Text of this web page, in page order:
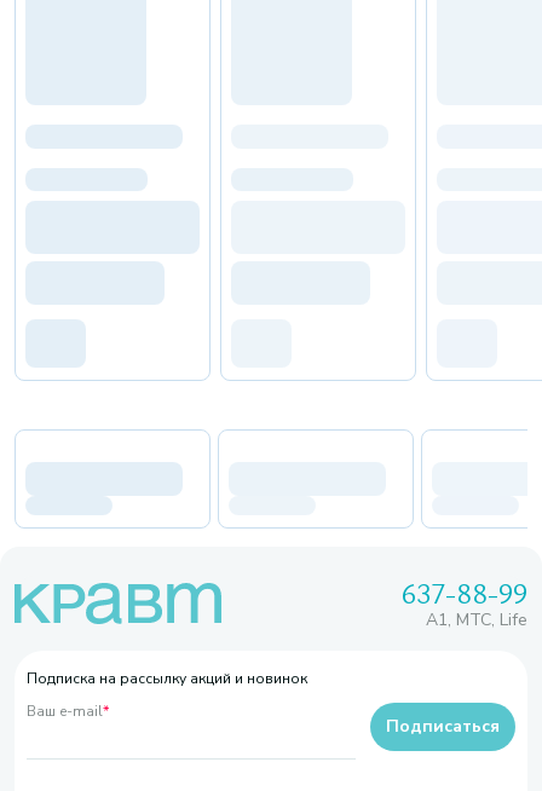
637-88-99
A1, МТС, Life
Подписка на рассылку акций и новинок
Ваш e-mail*
Подписаться